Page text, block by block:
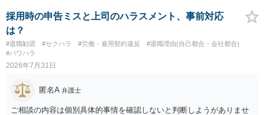
バランスの問題もありますが、修正余地があるうえ、後から争うより
コストを抑えやすいので、資料等を持参の上弁護士に確認されること
をお勧めします。 ・事務所側の解除でも、解除理由によってはタレン
ト側に損害賠償が発生する建付けになっていることはあります。ただ
し、事務所側が一方的に解除したのにタレントへ違約金を課す設計
は、合理性や対価性を欠くとして争いやすいです。逆に、タレント側
の重大な契約違反がある場合は、実損害の範囲で請求される可能性は
あります。
期間満了による退職は、業務労災への適用はありませんので、ご安心
ください。 仮に会社が打切り補償をせずに解雇した場合は、不当解雇
に当たります。 ＞労災の休業補償と、所得補償保険の保険金とは別
に、受け取れる金銭はありますでしょうか？ 業務労災の場合は、会社
の安全配慮義務違反が認められると解されますので、会社の損害賠償
責任（治療費、通院慰謝料、入院費、入院慰謝料、後遺障害慰謝料、
災での第三者行為傷害（同僚の不注意等による事故）の場合は、当該
第三者の賠償責任も考えられます。 労災で支払われた分は、損害額か
ら控除（損益相殺）されますが、それを超えた部分は、会社もしく
採用時の申告ミスと上司のハラスメント、事前対応
は？
#退職勧奨 #セクハラ #労働・雇用契約違反
#退職理由(自己都合・会社都合)
#パワハラ
2026年7月31日
匿名A 弁護士
ご相談の内容は個別具体的事情を確認しないと判断しようがありませ